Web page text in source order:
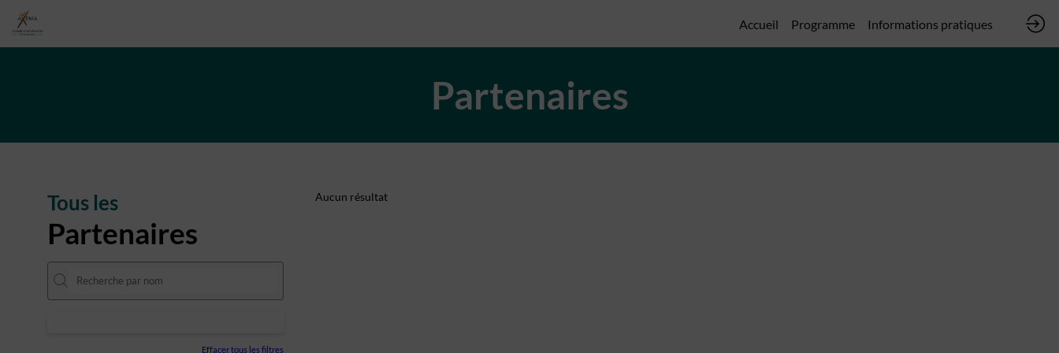
Accueil Programme Informations pratiques
Partenaires
Tous les
Partenaires
Effacer tous les filtres
Aucun résultat